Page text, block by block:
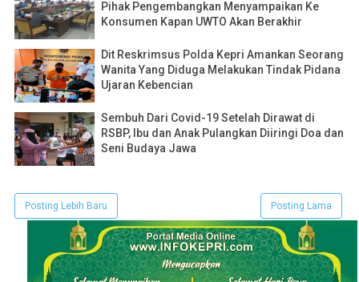
Pihak Pengembangkan Menyampaikan Ke
Konsumen Kapan UWTO Akan Berakhir
Dit Reskrimsus Polda Kepri Amankan Seorang
Wanita Yang Diduga Melakukan Tindak Pidana
Ujaran Kebencian
Sembuh Dari Covid-19 Setelah Dirawat di
RSBP, Ibu dan Anak Pulangkan Diiringi Doa dan
Seni Budaya Jawa
Posting Lebih Baru Posting Lama